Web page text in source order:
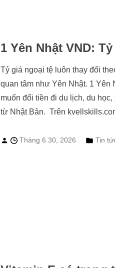
1 Yên Nhật VND:
Tỷ giá ngoại tệ luôn thay đổi
quan tâm như Yên Nhật. 1
muốn đổi tiền đi du lịch, du
từ Nhật Bản. Trên
Tháng 6 30, 2026 Tin